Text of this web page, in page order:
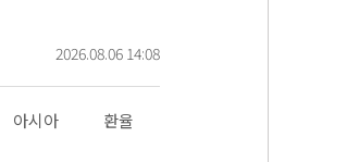
2026.08.06 14:08
아시아 환율